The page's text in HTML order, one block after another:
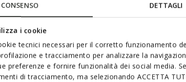
CONSENSO DETTAGLI
i cookie
tecnici necessari per il corretto funzionamento
e tracciamento per analizzare la
preferenze e fornire funzionalità dei social media.
di tracciamento, ma selezionando ACCETTA
sneakers with a refined and
it features a soft smooth leather
city outfits, ensuring comfort